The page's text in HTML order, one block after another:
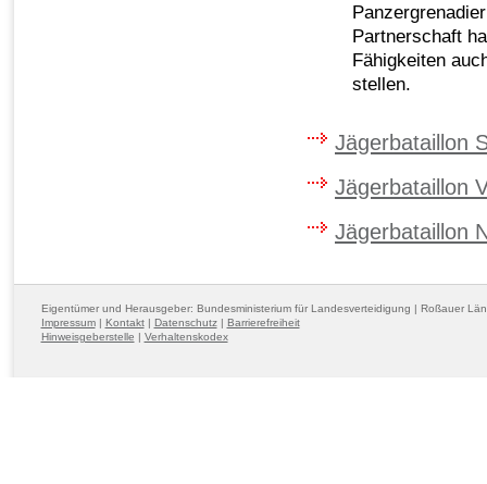
Partnerschaft
Fähigkeiten
stellen.
Jägerbataillon
Jägerbataillon
Jägerbataillon
Eigentümer und Herausgeber: Bundesministerium für Landesverteidigung | Roßauer
Impressum| Kontakt| Datenschutz| Barrierefreiheit
Hinweisgeberstelle | Verhaltenskodex